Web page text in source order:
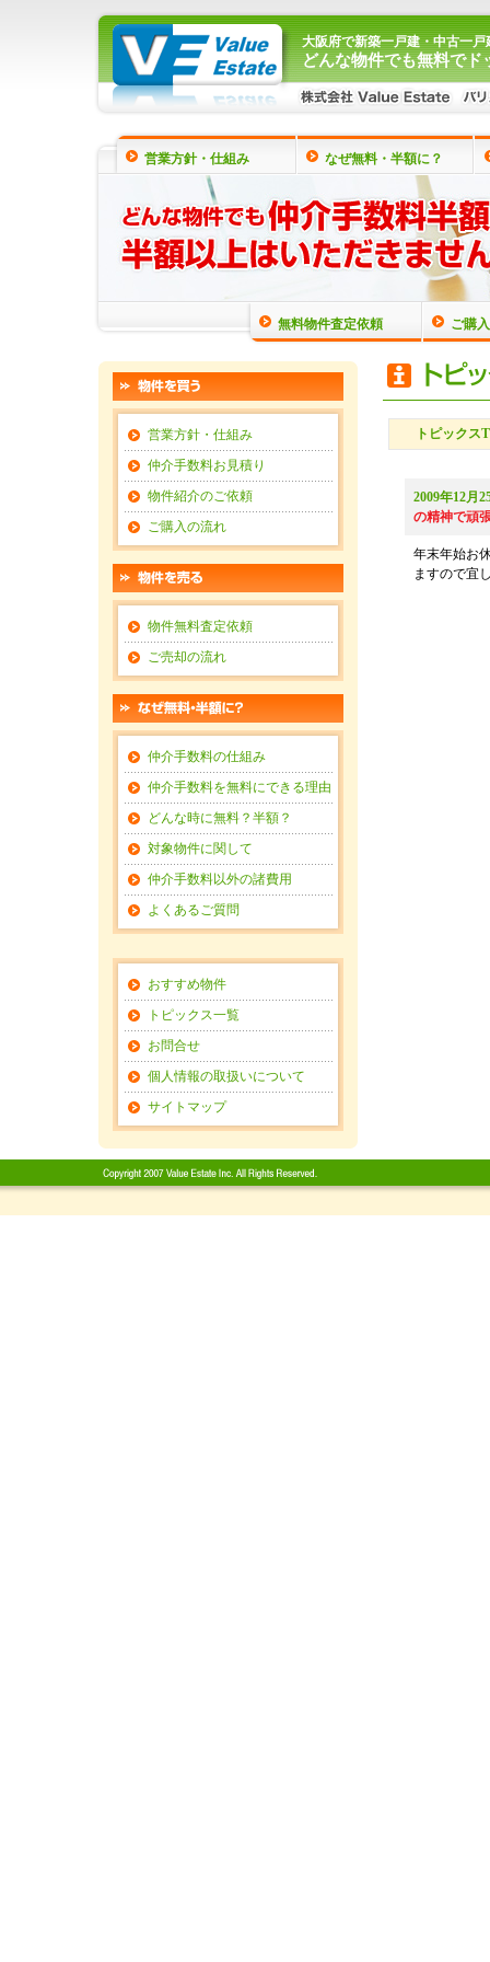
大阪府で新築一戸建・中古一
どんな物件でも無料でド
営業方針・仕組み なぜ無料・半額に？
無料物件査定依頼 ご購
営業方針・仕組み
仲介手数料お見積り
物件紹介のご依頼
ご購入の流れ
物件無料査定依頼
ご売却の流れ
仲介手数料の仕組み
仲介手数料を無料にできる理由
どんな時に無料？半額？
対象物件に関して
仲介手数料以外の諸費用
よくあるご質問
おすすめ物件
トピックス一覧
お問合せ
個人情報の取扱いについて
サイトマップ
トピックス
2009年12月
の精神で頑
年末年始お
ますので宜